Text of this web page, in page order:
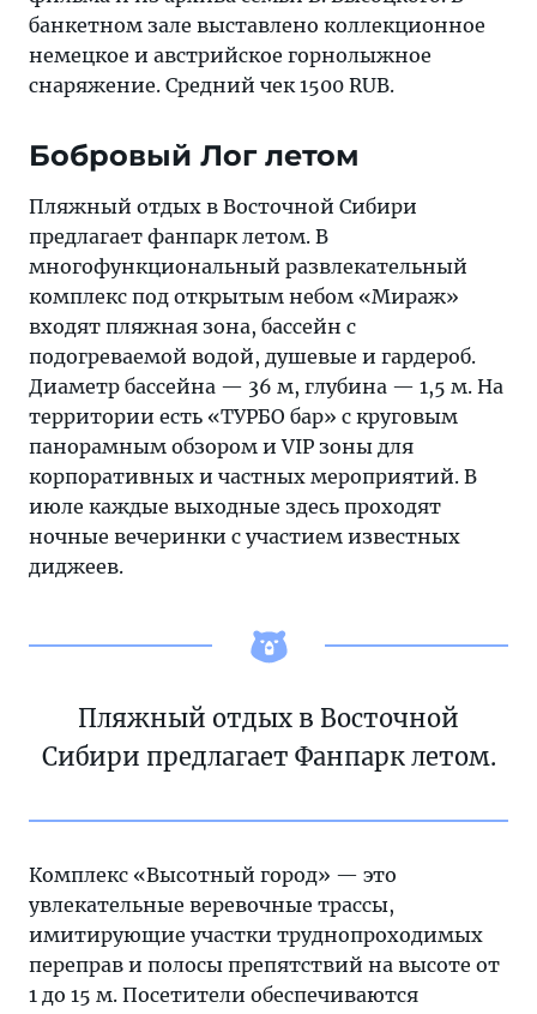
банкетном зале выставлено коллекционное
немецкое и австрийское горнолыжное
снаряжение. Средний чек 1500 RUB.
Бобровый Лог летом
Пляжный отдых в Восточной Сибири
предлагает фанпарк летом. В
многофункциональный развлекательный
комплекс под открытым небом «Мираж»
входят пляжная зона, бассейн с
подогреваемой водой, душевые и гардероб.
Диаметр бассейна — 36 м, глубина — 1,5 м. На
территории есть «ТУРБО бар» с круговым
панорамным обзором и VIP зоны для
корпоративных и частных мероприятий. В
июле каждые выходные здесь проходят
ночные вечеринки с участием известных
диджеев.
Пляжный отдых в Восточной
Сибири предлагает Фанпарк летом.
Комплекс «Высотный город» — это
увлекательные веревочные трассы,
имитирующие участки труднопроходимых
переправ и полосы препятствий на высоте от
1 до 15 м. Посетители обеспечиваются